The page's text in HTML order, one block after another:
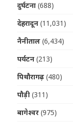
दुर्घटना(688)
देहरादून(11,031)
नैनीताल(6,434)
पर्यटन(213)
पिथौरागढ़(480)
पौड़ी(311)
बागेश्वर(975)